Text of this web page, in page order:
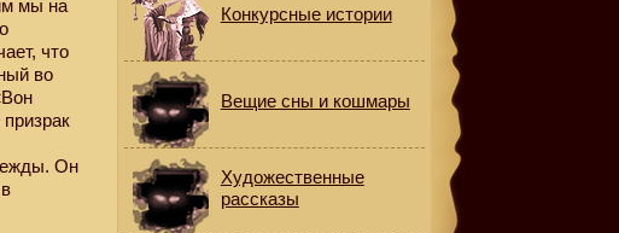
мы на
что
во
Он
Конкурсные истории
Вещие сны и кошмары
Художественные
рассказы